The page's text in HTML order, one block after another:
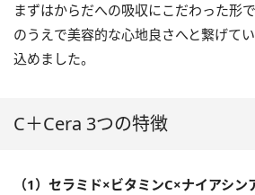
まずはからだへの吸収にこだわった形
のうえで美容的な心地良さへと繋げて
込めました。
C＋Cera 3つの特徴
（1）セラミド×ビタミンC×ナイアシ